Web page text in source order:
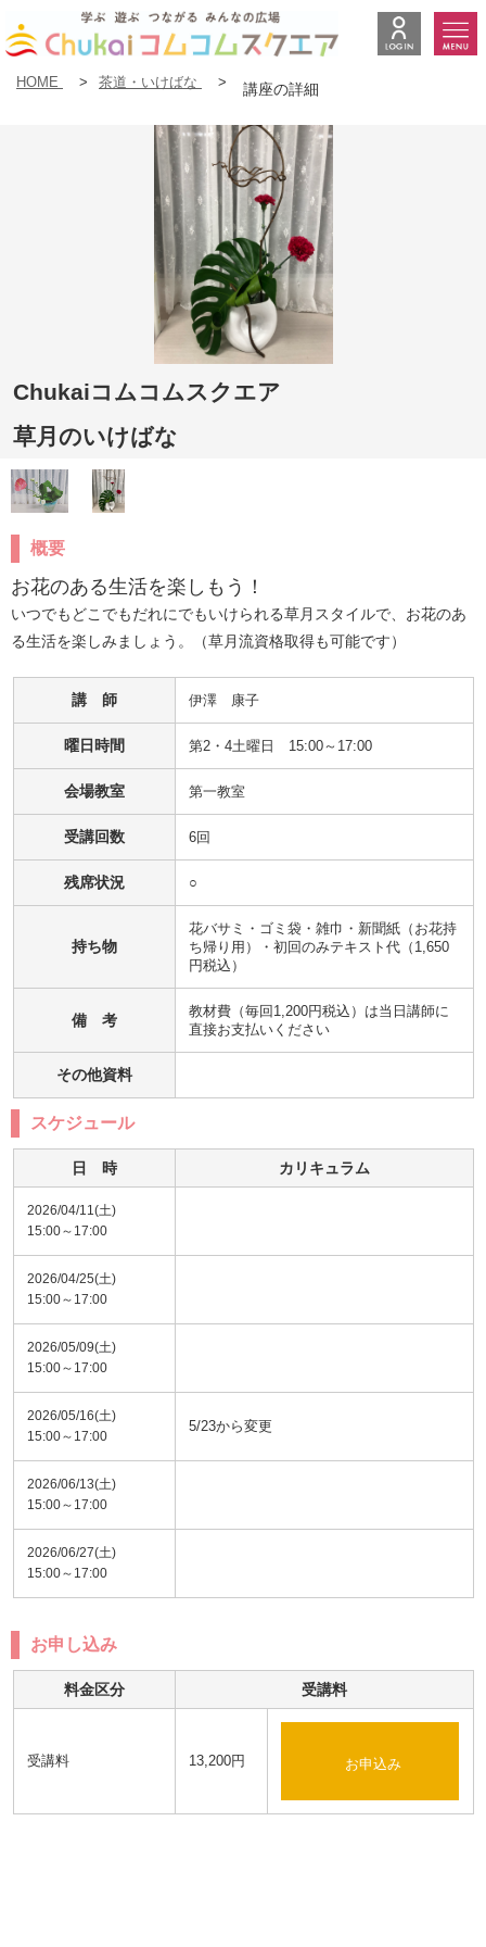
HOME > 茶道・いけばな > 講座の詳細
Chukaiコムコムスクエア
草月のいけばな
概要
お花のある生活を楽しもう！
いつでもどこでもだれにでもいけられる草月スタイルで、お花のあ
る生活を楽しみましょう。（草月流資格取得も可能です）
講 師 伊澤　康子
曜日時間 第2・4土曜日 15:00～17:00
会場教室 第一教室
受講回数 6回
残席状況 ○
持ち物
花バサミ・ゴミ袋・雑巾・新聞紙（お花持
ち帰り用）・初回のみテキスト代（1,650
円税込）
備 考
教材費（毎回1,200円税込）は当日講師に
直接お支払いください
その他資料
スケジュール
日 時 カリキュラム
2026/04/11(土)
15:00～17:00
2026/04/25(土)
15:00～17:00
2026/05/09(土)
15:00～17:00
2026/05/16(土)
15:00～17:00
5/23から変更
2026/06/13(土)
15:00～17:00
2026/06/27(土)
15:00～17:00
お申し込み
料金区分 受講料
受講料 13,200円 お申込み